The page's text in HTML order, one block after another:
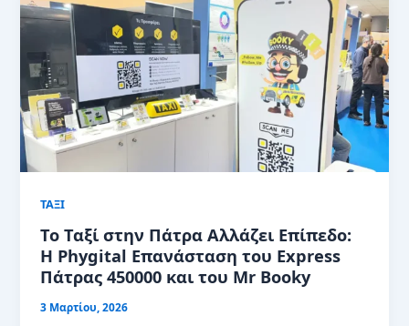
ΤΑΞΙ
Το Ταξί στην Πάτρα Αλλάζει Επίπεδο:
Η Phygital Επανάσταση του Express
Πάτρας 450000 και του Mr Booky
3 Μαρτίου, 2026